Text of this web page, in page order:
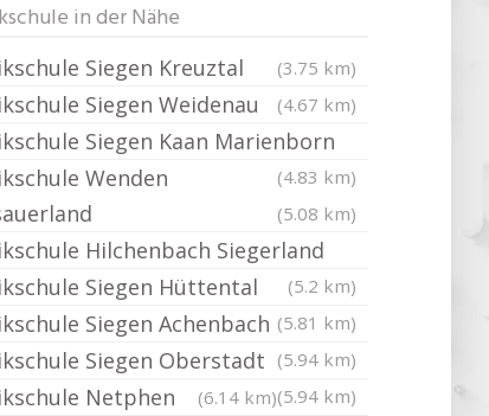
in der Nähe
Siegen Kreuztal (3.75 km)
Siegen Weidenau (4.67 km)
Siegen Kaan Marienborn
(4.83 km)
Wenden
(5.08 km)
Hilchenbach Siegerland
(5.2 km)
Siegen Hüttental
(5.81 km)
Siegen Achenbach
(5.94 km)
Siegen Oberstadt
(5.94 km)
Netphen (6.14 km)